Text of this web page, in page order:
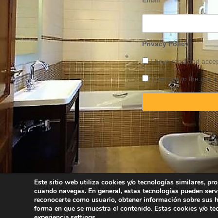
Privacy Policy
I have read and
I concent to the use
Copyright © 2025
Este sitio web utiliza cookies y/o tecnologías similares,
cuando navegas. En general, estas tecnologías pueden
reconocerte como usuario, obtener información sobre
forma en que se muestra el contenido. Estas cookies y/o